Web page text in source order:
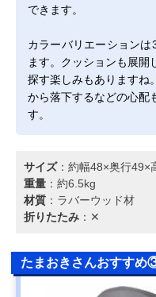
できます。
カラーバリエーション
ます。クッションも展開
探す楽しみもありますね
から落下するなどの心配
す。
サイズ：約幅48×奥行49×
重量 ：約6.5kg
材質 ：ラバーウッド材
折りたたみ ：✕
たまおきさんおすすめ